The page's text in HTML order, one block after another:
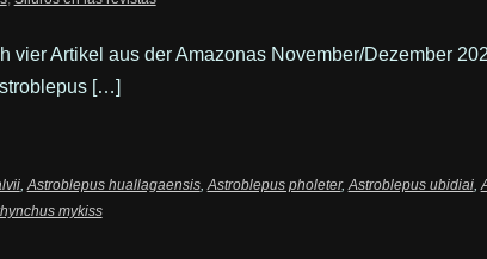
vier Artikel aus der Amazonas November/Dezember
[…]
,Astroblepus huallagaensis,Astroblepus pholeter,Astroblepus ubidiai,
mykiss